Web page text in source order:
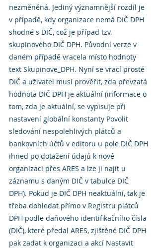
nezměněná. Jediný významnější rozdíl je
v případě, kdy organizace nemá DIČ DPH
shodné s DIČ, což je případ tzv.
skupinového DIČ DPH. Původní verze v
daném případě vracela místo hodnoty
text Skupinove_DPH. Nyní se vrací prosté
DIČ a uživatel musí prověřit, zda převzatá
hodnota DIČ DPH je aktuální (informace o
tom, zda je aktuální, se vypisuje při
nastavení globální konstanty Povolit
sledování nespolehlivých plátců a
bankovních účtů v editoru u pole DIČ DPH
ihned po dotažení údajů k nové
organizaci přes ARES a lze ji najít u
záznamu s daným DIČ v tabulce DIČ
DPH). Pokud je DIČ DPH neaktuální, tak je
třeba dohledat přímo v Registru plátců
DPH podle daňového identifikačního čísla
(DIČ), které předal ARES, zjištěné DIČ DPH
pak zadat k organizaci a akcí Nastavit